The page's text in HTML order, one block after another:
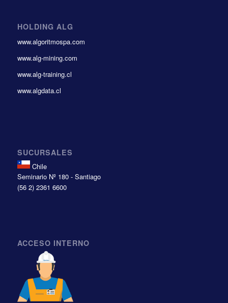
HOLDING ALG
www.algoritmospa.com
www.alg-mining.com
www.alg-training.cl
www.algdata.cl
SUCURSALES
Chile
Seminario Nº 180 - Santiago
(56 2) 2361 6600
ACCESO INTERNO